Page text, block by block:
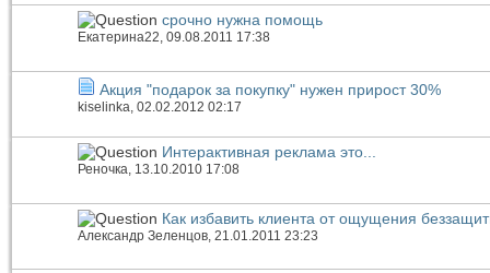
срочно нужна помощь
Екатерина22, 09.08.2011 17:38
Акция "подарок за покупку" нужен прирост 30%
kiselinka , 02.02.2012 02:17
Интерактивная реклама это...
Реночка, 13.10.2010 17:08
Как избавить клиента от ощущения
Александр Зеленцов , 21.01.2011 23:23